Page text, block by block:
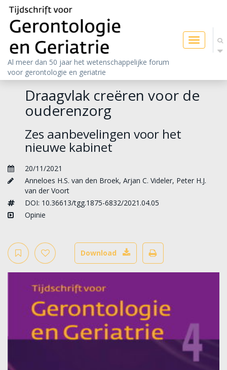
Toggle
navigation
Al meer dan 50 jaar het wetenschappelijke forum
voor gerontologie en geriatrie
Draagvlak creëren voor de
ouderenzorg
Zes aanbevelingen voor het
nieuwe kabinet
20/11/2021
Anneloes H.S. van den Broek, Arjan C. Videler, Peter H.J.
van der Voort
DOI: 10.36613/tgg.1875-6832/2021.04.05
Opinie
Download